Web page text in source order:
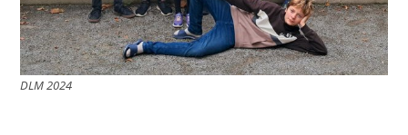
DLM 2024